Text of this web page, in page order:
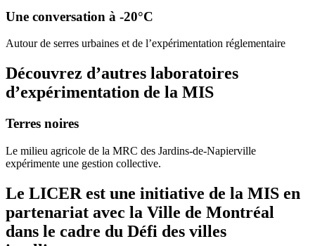
Une conversation à -20°C
Autour de serres urbaines et de l’expérimentation réglementaire
Découvrez d’autres laboratoires
d’expérimentation de la MIS
Terres noires
Le milieu agricole de la MRC des Jardins-de-Napierville
expérimente une gestion collective.
Le LICER est une initiative de la MIS en
partenariat avec la Ville de Montréal
dans le cadre du Défi des villes